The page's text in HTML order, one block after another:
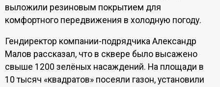
выложили резиновым покрытием для
комфортного передвижения в холодную погоду.
Гендиректор компании-подрядчика Александр
Малов рассказал, что в сквере было высажено
свыше 1200 зелёных насаждений. На площади в
10 тысяч «квадратов» посеяли газон, установили